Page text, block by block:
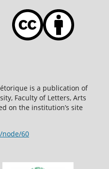
is a publication of
Faculty of Letters, Arts
on the institution’s site
node/60